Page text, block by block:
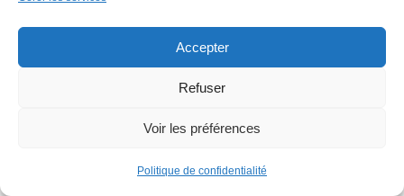
Accepter
Refuser
Voir les préférences
Politique de confidentialité